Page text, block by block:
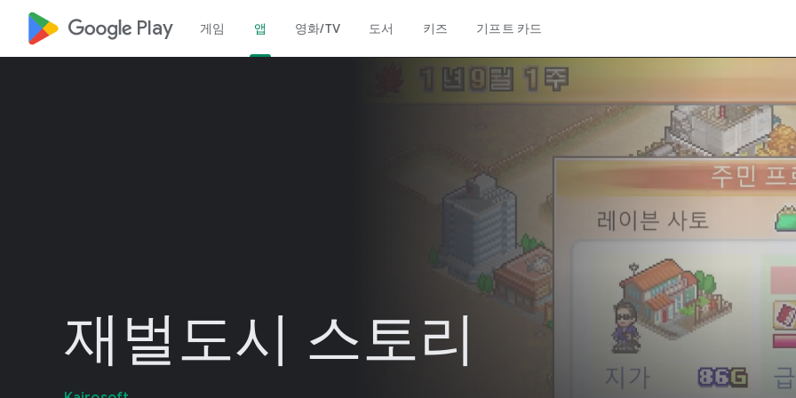
google_logo Play 게임 앱 영화/TV 도서 키즈 기프트 카드
재벌도시 스토리